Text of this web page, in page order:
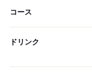
コース
ドリンク